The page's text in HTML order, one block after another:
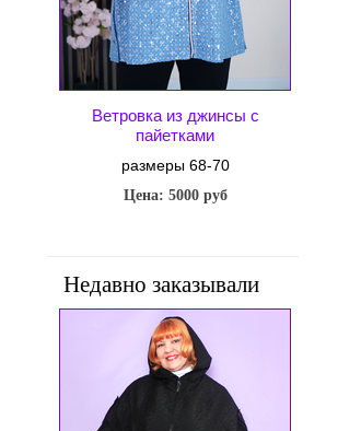
Ветровка из джинсы с
пайетками
размеры 68-70
Цена: 5000 руб
Недавно заказывали